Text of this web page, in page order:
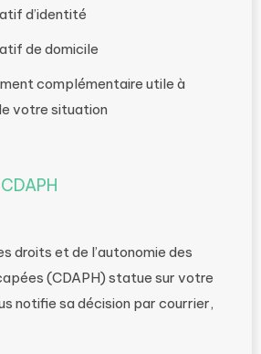
d’identité
de domicile
complémentaire utile à
votre situation
droits et de l’autonomie des
(CDAPH) statue sur votre
notifie sa décision par courrier,